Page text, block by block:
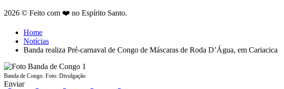
2026 © Feito com ❤️ no Espírito Santo.
Home
Notícias
Banda realiza Pré-carnaval de Congo de Máscaras de Roda D’Água, em Cariacica
Banda de Congo. Foto: Divulgação
Enviar